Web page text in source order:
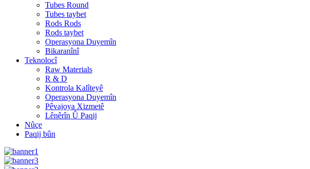
Tubes Round
Tubes taybet
Rods Rods
Rods taybet
Operasyona Duyemîn
Bikaranînî
Teknolocî
Raw Materials
R & D
Kontrola Kalîteyê
Operasyona Duyemîn
Pêvajoya Xizmetê
Lênêrîn Û Paqij
Nûçe
Paqij bûn